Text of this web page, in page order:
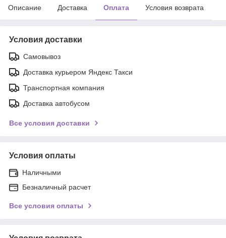
Описание Доставка Оплата Условия возврата
Условия доставки
Самовывоз
Доставка курьером Яндекс Такси
Транспортная компания
Доставка автобусом
Все условия доставки
Условия оплаты
Наличными
Безналичный расчет
Все условия оплаты